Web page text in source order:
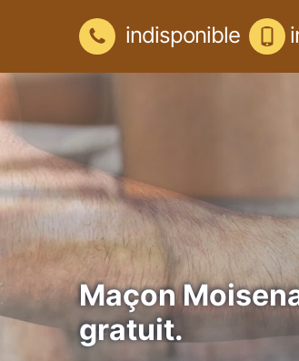
indisponible
Maçon
gratuit.